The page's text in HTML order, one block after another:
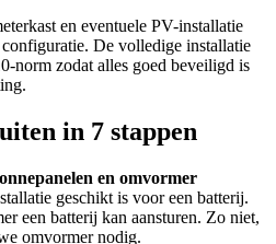
en eventuele PV-installatie
De volledige installatie
norm zodat alles goed beveiligd is
in 7 stappen
en omvormer
geschikt is voor een batterij.
een batterij kan aansturen. Zo niet,
omvormer nodig.